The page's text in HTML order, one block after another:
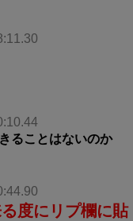
ることはないのか
度にリプ欄に貼